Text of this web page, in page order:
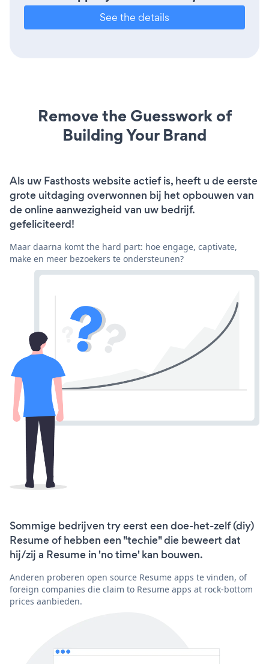
See the details
Remove the Guesswork of
Building Your Brand
Als uw Fasthosts website actief is, heeft u de eerste
grote uitdaging overwonnen bij het opbouwen van
de online aanwezigheid van uw bedrijf.
gefeliciteerd!
Maar daarna komt the hard part: hoe engage, captivate,
make en meer bezoekers te ondersteunen?
Sommige bedrijven try eerst een doe-het-zelf (diy)
Resume of hebben een "techie" die beweert dat
hij/zij a Resume in 'no time' kan bouwen.
Anderen proberen open source Resume apps te vinden, of
foreign companies die claim to Resume apps at rock-bottom
prices aanbieden.